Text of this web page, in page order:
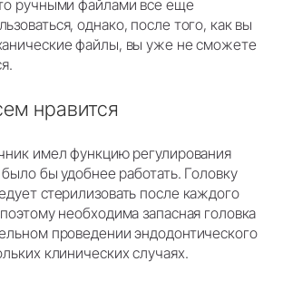
ручными файлами все еще
однако, после того, как вы
файлы, вы уже не сможете
нравится
имел функцию регулирования
бы удобнее работать. Головку
стерилизовать после каждого
необходима запасная головка
проведении эндодонтического
клинических случаях.